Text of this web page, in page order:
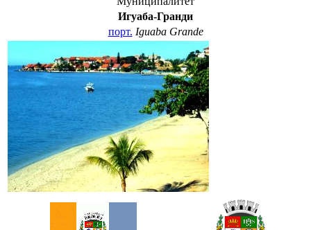
Игуаба-Гранди
порт. Iguaba Grande